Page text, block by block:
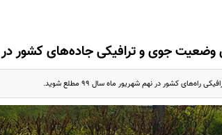
جوی و ترافیکی جاده‌های کشور در ۹ شهریور ماه
کشور در نهم شهریور ماه سال ۹۹ مطلع شوید.